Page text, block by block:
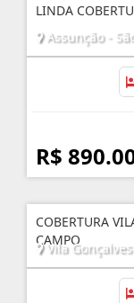
LINDA
Assunção -
R$
COBERTURA
CAMPO
Vila